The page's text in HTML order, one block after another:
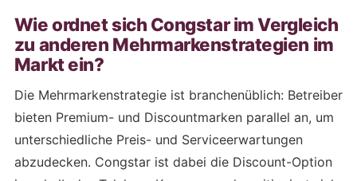
Wie ordnet sich Congstar im Vergleich
zu anderen Mehrmarkenstrategien im
Markt ein?
Die Mehrmarkenstrategie ist branchenüblich: Betreiber
bieten Premium- und Discountmarken parallel an, um
unterschiedliche Preis- und Serviceerwartungen
abzudecken. Congstar ist dabei die Discount-Option